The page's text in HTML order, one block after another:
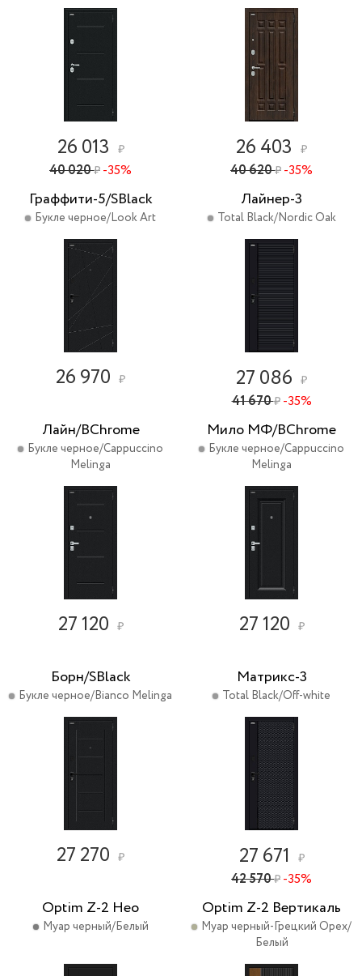
26 013 ₽
40 020₽ -35%
26 403 ₽
40 620₽ -35%
Граффити-5/SBlack
Букле черное/Look Art
26 970 ₽
Лайнер-3
Total Black/Nordic Oak
27 086 ₽
41 670₽ -35%
Лайн/BChrome
Букле черное/Cappuccino
Melinga
27 120 ₽
Мило МФ/BChrome
Букле черное/Cappuccino
Melinga
27 120 ₽
Борн/SBlack
Букле черное/Bianco Melinga
27 270 ₽
Матрикс-3
Total Black/Off-white
27 671 ₽
42 570₽ -35%
Optim Z-2 Нео
Муар черный/Белый
Optim Z-2 Вертикаль
Муар черный-Грецкий Орех/
Белый